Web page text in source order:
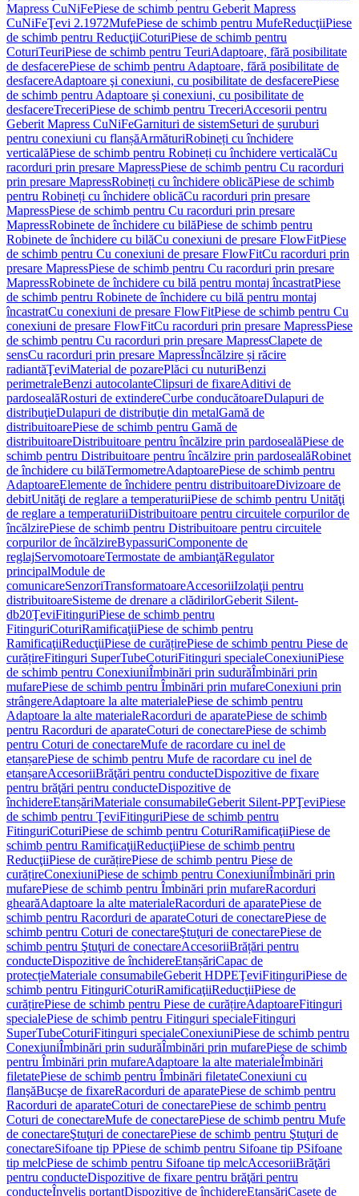
Mapress CuNiFePiese de schimb pentru Geberit Mapress
CuNiFeŢevi 2.1972MufePiese de schimb pentru MufeReducţiiPiese
de schimb pentru ReducţiiCoturiPiese de schimb pentru
CoturiTeuriPiese de schimb pentru TeuriAdaptoare, fără posibilitate
de desfacerePiese de schimb pentru Adaptoare, fără posibilitate de
desfacereAdaptoare şi conexiuni, cu posibilitate de desfacerePiese
de schimb pentru Adaptoare şi conexiuni, cu posibilitate de
desfacereTreceriPiese de schimb pentru TreceriAccesorii pentru
Geberit Mapress CuNiFeGarnituri de sistemSeturi de șuruburi
pentru conexiuni cu flanșăArmăturiRobineți cu închidere
verticalăPiese de schimb pentru Robineți cu închidere verticalăCu
racorduri prin presare MapressPiese de schimb pentru Cu racorduri
prin presare MapressRobineți cu închidere oblicăPiese de schimb
pentru Robineți cu închidere oblicăCu racorduri prin presare
MapressPiese de schimb pentru Cu racorduri prin presare
MapressRobinete de închidere cu bilăPiese de schimb pentru
Robinete de închidere cu bilăCu conexiuni de presare FlowFitPiese
de schimb pentru Cu conexiuni de presare FlowFitCu racorduri prin
presare MapressPiese de schimb pentru Cu racorduri prin presare
MapressRobinete de închidere cu bilă pentru montaj încastratPiese
de schimb pentru Robinete de închidere cu bilă pentru montaj
încastratCu conexiuni de presare FlowFitPiese de schimb pentru Cu
conexiuni de presare FlowFitCu racorduri prin presare MapressPiese
de schimb pentru Cu racorduri prin presare MapressClapete de
sensCu racorduri prin presare MapressÎncălzire și răcire
radiantăŢeviMaterial de pozarePlăci cu nuturiBenzi
perimetraleBenzi autocolanteClipsuri de fixareAditivi de
pardosealăRosturi de extindereCurbe conducătoareDulapuri de
distribuţieDulapuri de distribuţie din metalGamă de
distribuitoarePiese de schimb pentru Gamă de
distribuitoareDistribuitoare pentru încălzire prin pardosealăPiese de
schimb pentru Distribuitoare pentru încălzire prin pardosealăRobinet
de închidere cu bilăTermometreAdaptoarePiese de schimb pentru
AdaptoareElemente de închidere pentru distribuitoareDivizoare de
debitUnităţi de reglare a temperaturiiPiese de schimb pentru Unităţi
de reglare a temperaturiiDistribuitoare pentru circuitele corpurilor de
încălzirePiese de schimb pentru Distribuitoare pentru circuitele
corpurilor de încălzireBypassuriComponente de
reglajServomotoareTermostate de ambianţăRegulator
principalModule de
comunicareSenzoriTransformatoareAccesoriiIzolaţii pentru
distribuitoareSisteme de drenare a clădirilorGeberit Silent-
db20ŢeviFitinguriPiese de schimb pentru
FitinguriCoturiRamificaţiiPiese de schimb pentru
RamificaţiiReducţiiPiese de curățirePiese de schimb pentru Piese de
curățireFitinguri SuperTubeCoturiFitinguri specialeConexiuniPiese
de schimb pentru ConexiuniÎmbinări prin sudurăÎmbinări prin
mufarePiese de schimb pentru Îmbinări prin mufareConexiuni prin
strângereAdaptoare la alte materialePiese de schimb pentru
Adaptoare la alte materialeRacorduri de aparatePiese de schimb
pentru Racorduri de aparateCoturi de conectarePiese de schimb
pentru Coturi de conectareMufe de racordare cu inel de
etanșarePiese de schimb pentru Mufe de racordare cu inel de
etanșareAccesoriiBrăţări pentru conducteDispozitive de fixare
pentru brăţări pentru conducteDispozitive de
închidereEtanșăriMateriale consumabileGeberit Silent-PPŢeviPiese
de schimb pentru ŢeviFitinguriPiese de schimb pentru
FitinguriCoturiPiese de schimb pentru CoturiRamificaţiiPiese de
schimb pentru RamificaţiiReducţiiPiese de schimb pentru
ReducţiiPiese de curățirePiese de schimb pentru Piese de
curățireConexiuniPiese de schimb pentru ConexiuniÎmbinări prin
mufarePiese de schimb pentru Îmbinări prin mufareRacorduri
ghearăAdaptoare la alte materialeRacorduri de aparatePiese de
schimb pentru Racorduri de aparateCoturi de conectarePiese de
schimb pentru Coturi de conectareŞtuţuri de conectarePiese de
schimb pentru Ştuţuri de conectareAccesoriiBrățări pentru
conducteDispozitive de închidereEtanșăriCapac de
protecțieMateriale consumabileGeberit HDPEŢeviFitinguriPiese de
schimb pentru FitinguriCoturiRamificaţiiReducţiiPiese de
curățirePiese de schimb pentru Piese de curățireAdaptoareFitinguri
specialePiese de schimb pentru Fitinguri specialeFitinguri
SuperTubeCoturiFitinguri specialeConexiuniPiese de schimb pentru
ConexiuniÎmbinări prin sudurăÎmbinări prin mufarePiese de schimb
pentru Îmbinări prin mufareAdaptoare la alte materialeÎmbinări
filetatePiese de schimb pentru Îmbinări filetateConexiuni cu
flanşăBucşe de fixareRacorduri de aparatePiese de schimb pentru
Racorduri de aparateCoturi de conectarePiese de schimb pentru
Coturi de conectareMufe de conectarePiese de schimb pentru Mufe
de conectareŞtuţuri de conectarePiese de schimb pentru Ştuţuri de
conectareSifoane tip PPiese de schimb pentru Sifoane tip PSifoane
tip melcPiese de schimb pentru Sifoane tip melcAccesoriiBrăţări
pentru conducteDispozitive de fixare pentru brăţări pentru
conducteÎnveliş portantDispozitive de închidereEtanșăriCasete de